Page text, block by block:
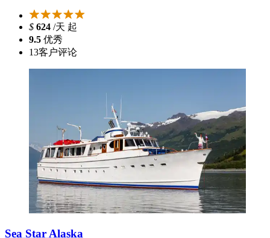
$ 624 /天 起
9.5 优秀
13客户评论
Sea Star Alaska